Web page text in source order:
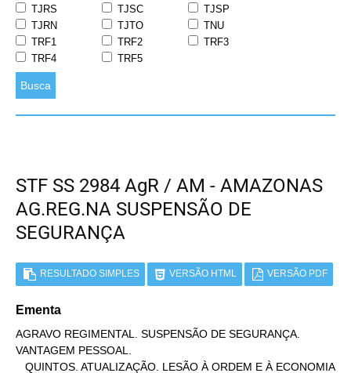
TJRS
TJSC
TJSP
TJRN
TJTO
TNU
TRF1
TRF2
TRF3
TRF4
TRF5
Busca
STF SS 2984 AgR / AM - AMAZONAS
AG.REG.NA SUSPENSÃO DE
SEGURANÇA
RESULTADO SIMPLES VERSÃO HTML VERSÃO PDF
Ementa
AGRAVO REGIMENTAL. SUSPENSÃO DE SEGURANÇA.
VANTAGEM PESSOAL.